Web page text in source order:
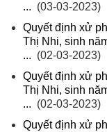
... (03-03-2023)
Quyết định xử
Thị Nhi, sinh
... (02-03-2023)
Quyết định xử
Thị Nhi, sinh
... (02-03-2023)
Quyết định xử